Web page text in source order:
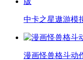
中卡之星遨游模
漫画怪兽格斗动